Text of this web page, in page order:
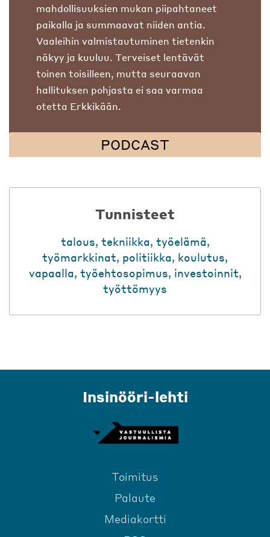
mahdollisuuksien mukan piipahtaneet
paikalla ja summaavat niiden antia.
Vaaleihin valmistautuminen tietenkin
näkyy ja kuuluu. Terveiset lentävät
toinen toisilleen, mutta seuraavan
hallituksen pohjasta ei saa varmaa
otetta Erkkikään.
PODCAST
Tunnisteet
talous, tekniikka, työelämä,
työmarkkinat, politiikka, koulutus,
vapaalla, työehtosopimus, investoinnit,
työttömyys
Insinööri-lehti
Toimitus
Palaute
Mediakortti